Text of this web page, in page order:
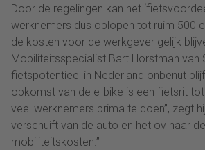
Door de regelingen kan het
werknemers dus oplopen tot ruim 500
de kosten voor de werkgever gelijk
Mobiliteitsspecialist Bart Horstman van
fietspotentieel in Nederland onbenut
opkomst van de e-bike is een fietsrit
veel werknemers prima te doen”, zegt
verschuift van de auto en het ov naar
mobiliteitskosten.”